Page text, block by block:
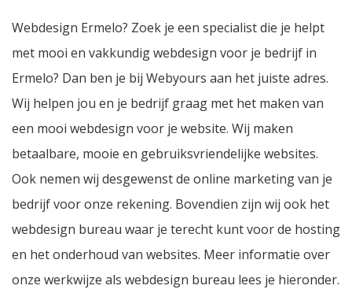
Webdesign Ermelo? Zoek je een specialist die je helpt
met mooi en vakkundigwebdesign voor je bedrijf in
Ermelo? Dan ben je bij Webyours aan het juiste adres.
Wij helpen jou en je bedrijf graag met het maken van
een mooi webdesign voor je website. Wij maken
betaalbare, mooie en gebruiksvriendelijke websites.
Ook nemen wij desgewenst de online marketing van je
bedrijf voor onze rekening. Bovendien zijn wij ook het
webdesign bureau waar je terecht kunt voor de hosting
en het onderhoud van websites. Meer informatie over
onze werkwijze als webdesign bureau lees je hieronder.